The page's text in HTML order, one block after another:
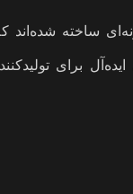
ساخته شده‌اند
برای